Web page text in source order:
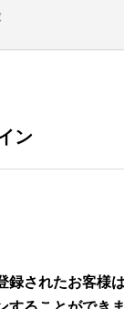
ン
されたお客様は